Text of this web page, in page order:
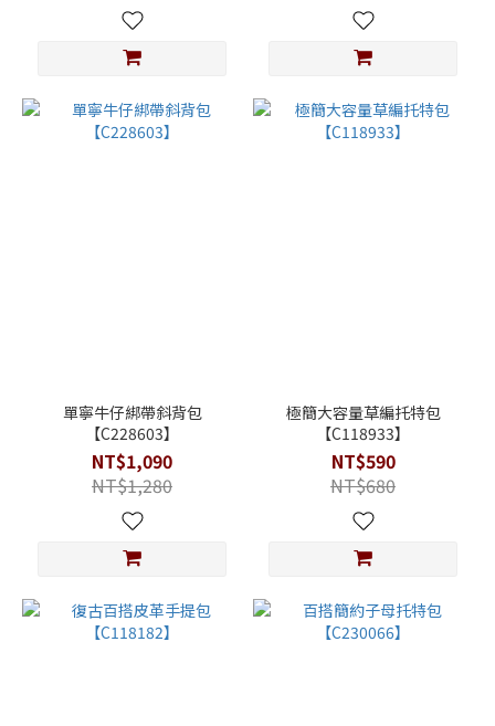
單寧牛仔綁帶斜背包
【C228603】
NT$1,090
NT$1,280
極簡大容量草編托特包
【C118933】
NT$590
NT$680